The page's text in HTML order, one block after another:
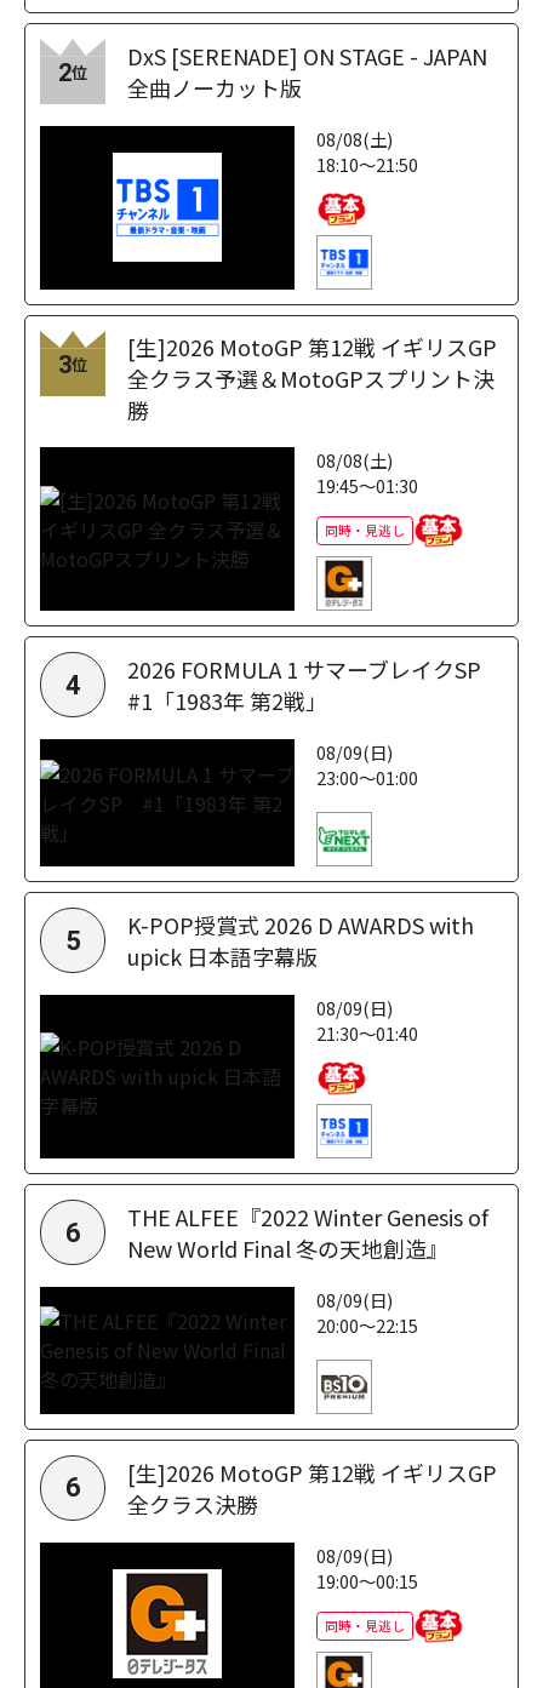
2位
DxS [SERENADE] ON STAGE - JAPAN
全曲ノーカット版
08/08(土)
18:10～21:50
3位
[生]2026 MotoGP 第12戦 イギリスGP
全クラス予選＆MotoGPスプリント決
勝
08/08(土)
19:45～01:30
同時・見逃し
4
2026 FORMULA 1 サマーブレイクSP
#1「1983年 第2戦」
08/09(日)
23:00～01:00
5
K-POP授賞式 2026 D AWARDS with
upick 日本語字幕版
08/09(日)
21:30～01:40
6
THE ALFEE『2022 Winter Genesis of
New World Final 冬の天地創造』
08/09(日)
20:00～22:15
6
[生]2026 MotoGP 第12戦 イギリスGP
全クラス決勝
08/09(日)
19:00～00:15
同時・見逃し